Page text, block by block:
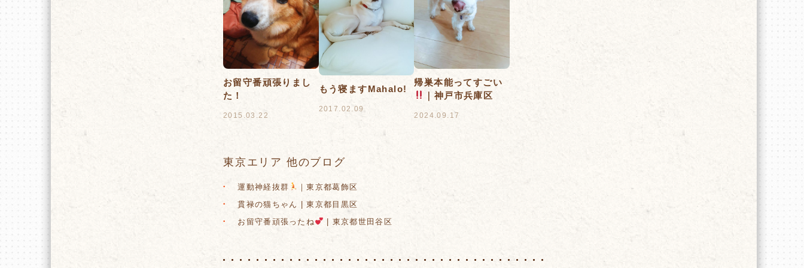
お留守番頑張りまし
た！
2015.03.22
もう寝ますMahalo!
2017.02.09
帰巣本能ってすごい
｜神戸市兵庫区
2024.09.17
東京エリア 他のブログ
運動神経抜群
｜東京都葛飾区
貫禄の猫ちゃん | 東京都目黒区
お留守番頑張ったね
| 東京都世田谷区